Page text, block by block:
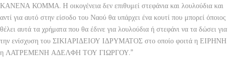
ΚΑΝΕΝΑ ΚΟΜΜΑ. Η οικογένεια δεν επιθυμεί στεφάνια και λουλούδια και
αντί για αυτό στην είσοδο του Ναού θα υπάρχει ένα κουτί που μπορεί όποιος
θέλει αυτά τα χρήματα που θα έδινε για λουλούδια ή στεφάνι να τα δώσει για
την ενίσχυση του ΣΙΚΙΑΡΙΔΕΙΟΥ ΙΔΡΥΜΑΤΟΣ στο οποίο φοιτά η ΕΙΡΗΝΗ
η ΛΑΤΡΕΜΕΝΗ ΑΔΕΛΦΗ ΤΟΥ ΓΙΩΡΓΟΥ.”